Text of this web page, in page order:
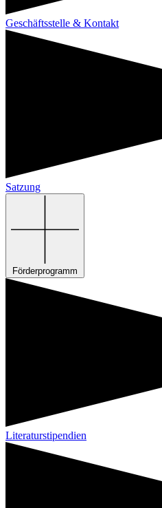
Geschäftsstelle & Kontakt
Satzung
Förderprogramm
Literaturstipendien